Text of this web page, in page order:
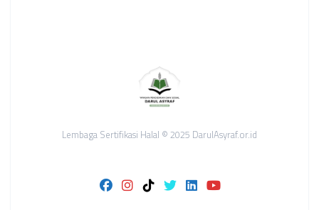
Lembaga Sertifikasi Halal © 2025 DarulAsyraf.or.id